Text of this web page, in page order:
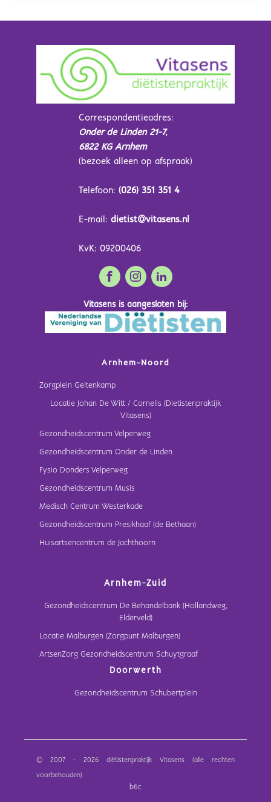
Correspondentieadres:
Onder de Linden 21-7,
6822 KG Arnhem
(bezoek alleen op afspraak)
Telefoon: (026) 351 351 4
E-mail: dietist@vitasens.nl
KvK: 09200406
Vitasens is aangesloten bij:
Arnhem-Noord
Zorgplein Geitenkamp
Locatie Johan De Witt / Cornelis (Dietistenpraktijk
Vitasens)
Gezondheidscentrum Velperweg
Gezondheidscentrum Onder de Linden
Fysio Donders Velperweg
Gezondheidscentrum Musis
Medisch Centrum Westerkade
Gezondheidscentrum Presikhaaf (de Bethaan)
Huisartsencentrum de Jachthoorn
Arnhem-Zuid
Gezondheidscentrum De Behandelbank (Hollandweg,
Elderveld)
Locatie Malburgen (Zorgpunt Malburgen)
ArtsenZorg Gezondheidscentrum Schuytgraaf
Doorwerth
Gezondheidscentrum Schubertplein
© 2007 - 2026 diëtistenpraktijk Vitasens (alle rechten
voorbehouden)
b6c